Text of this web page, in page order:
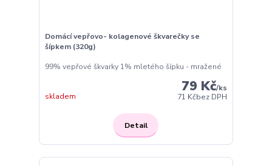
Domácí vepřovo- kolagenové škvarečky se
šípkem (320g)
99% vepřové škvarky 1% mletého šípku - mražené
79 Kč/ks
71 Kčbez DPH
skladem
Detail